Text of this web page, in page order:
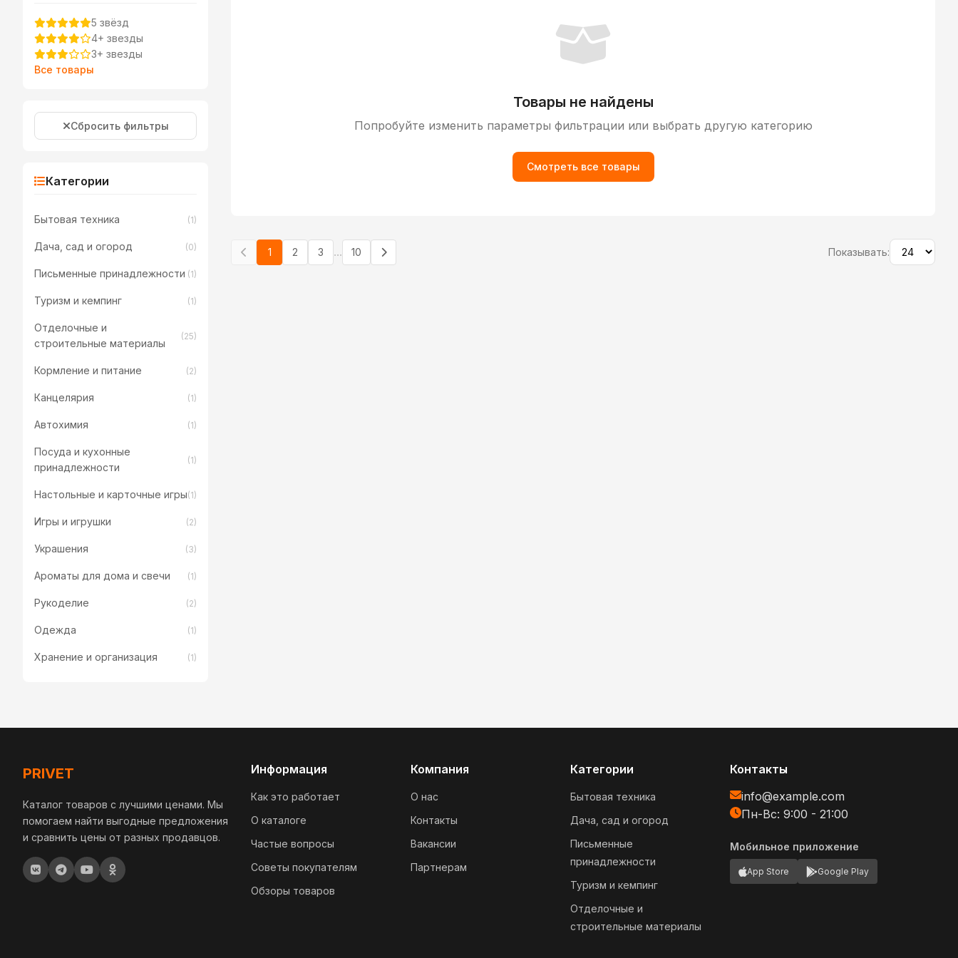
5 звёзд
4+ звезды
3+ звезды
Все товары
Сбросить фильтры
Категории
Бытовая техника (1)
Дача, сад и огород (0)
Письменные принадлежности (1)
Туризм и кемпинг (1)
Отделочные и
строительные материалы
(25)
Кормление и питание (2)
Канцелярия (1)
Автохимия (1)
Посуда и кухонные
принадлежности
(1)
Настольные и карточные игры(1)
Игры и игрушки (2)
Украшения (3)
Ароматы для дома и свечи (1)
Рукоделие (2)
Одежда (1)
Хранение и организация (1)
Товары не найдены
Попробуйте изменить параметры фильтрации или выбрать другую категорию
Смотреть все товары
1 2 3 ... 10 Показывать:
PRIVET
Каталог товаров с лучшими ценами. Мы
помогаем найти выгодные предложения
и сравнить цены от разных продавцов.
Информация
Как это работает
О каталоге
Частые вопросы
Советы покупателям
Обзоры товаров
Компания
О нас
Контакты
Вакансии
Партнерам
Категории
Бытовая техника
Дача, сад и огород
Письменные
принадлежности
Туризм и кемпинг
Отделочные и
строительные материалы
Контакты
info@example.com
Пн-Вс: 9:00 - 21:00
Мобильное приложение
App Store Google Play